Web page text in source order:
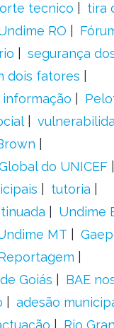
tecnico
tira
RO
segurança
dois fatores
do UNICEF
tutoria
Undime
MT
Goiás
BAE
adesão
Rio